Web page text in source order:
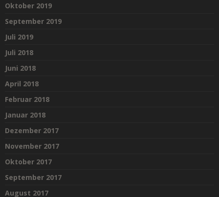
Oktober 2019
September 2019
Juli 2019
Juli 2018
Juni 2018
April 2018
Februar 2018
Januar 2018
Dezember 2017
November 2017
Oktober 2017
September 2017
August 2017